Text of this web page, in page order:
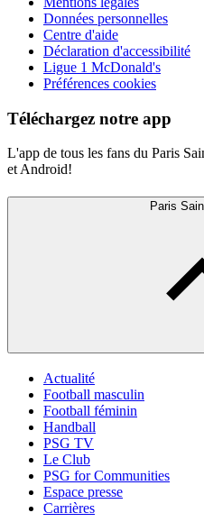
Données personnelles
Centre d'aide
Déclaration d'accessibilité
Ligue 1 McDonald's
Préférences cookies
Téléchargez notre app
L'app de tous les fans du Paris
et Android!
Paris
Actualité
Football masculin
Football féminin
Handball
PSG TV
Le Club
PSG for Communities
Espace presse
Carrières